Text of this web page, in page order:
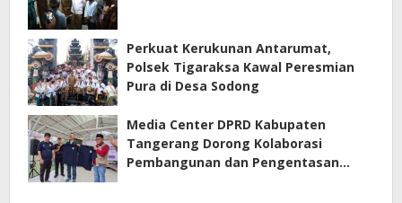
Perkuat Kerukunan Antarumat,
Polsek Tigaraksa Kawal Peresmian
Pura di Desa Sodong
Media Center DPRD Kabupaten
Tangerang Dorong Kolaborasi
Pembangunan dan Pengentasan